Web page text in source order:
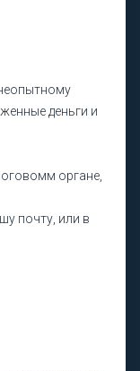
деньги и
органе,
почту, или в